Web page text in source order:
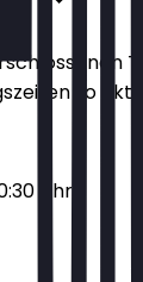
so
Uhr